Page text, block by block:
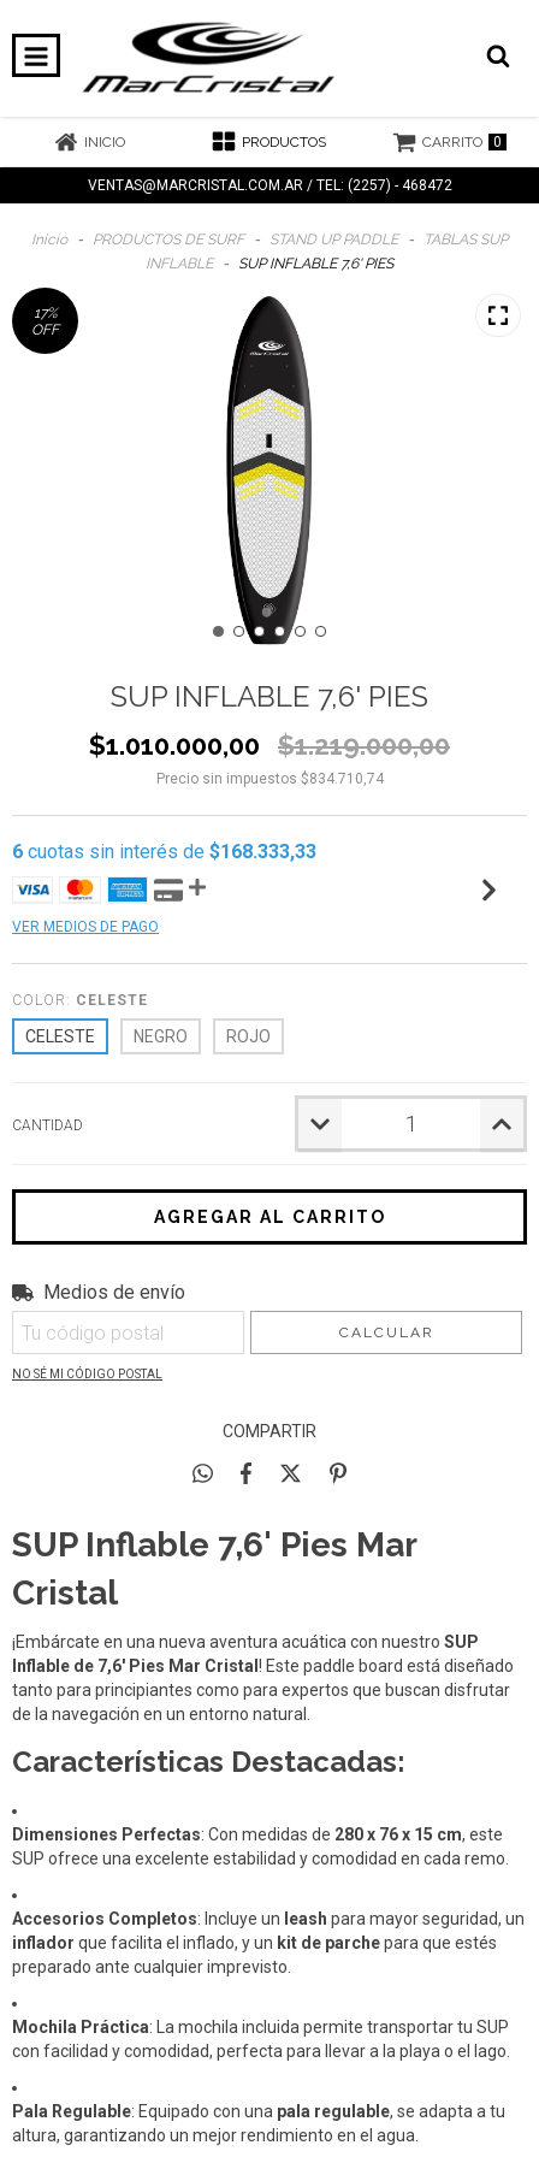
INICIO PRODUCTOS CARRITO 0
VENTAS@MARCRISTAL.COM.AR/ TEL: (2257) - 468472
Inicio - PRODUCTOS DE SURF - STAND UP PADDLE -
TABLAS SUP
INFLABLE
- SUP INFLABLE 7,6' PIES
17%
OFF
SUP INFLABLE 7,6' PIES
$1.010.000,00 $1.219.000,00
Precio sin impuestos $834.710,74
6 cuotas sin interés de $168.333,33
VER MEDIOS DE PAGO
COLOR: CELESTE
CELESTE NEGRO ROJO
CANTIDAD
Entregas para el CP:
Medios de envío
CALCULAR
NO SÉ MI CÓDIGO POSTAL
COMPARTIR
SUP Inflable 7,6' Pies Mar
Cristal
¡Embárcate en una nueva aventura acuática con nuestro SUP
Inflable de 7,6' Pies Mar Cristal ! Este paddle board está diseñado
tanto para principiantes como para expertos que buscan disfrutar
de la navegación en un entorno natural.
Características Destacadas:
Dimensiones Perfectas: Con medidas de 280 x 76 x 15 cm, este
SUP ofrece una excelente estabilidad y comodidad en cada remo.
Accesorios Completos: Incluye un leash para mayor seguridad, un
inflador que facilita el inflado, y un kit de parchepara que estés
preparado ante cualquier imprevisto.
Mochila Práctica: La mochila incluida permite transportar tu SUP
con facilidad y comodidad, perfecta para llevar a la playa o el lago.
Pala Regulable: Equipado con una pala regulable, se adapta a tu
altura, garantizando un mejor rendimiento en el agua.